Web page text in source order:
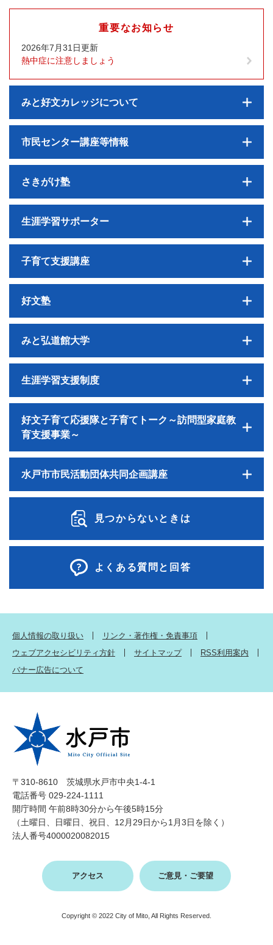
重要なお知らせ
2026年7月31日更新
熱中症に注意しましょう
みと好文カレッジについて
市民センター講座等情報
さきがけ塾
生涯学習サポーター
子育て支援講座
好文塾
みと弘道館大学
生涯学習支援制度
好文子育て応援隊と子育てトーク～訪問型家庭教
育支援事業～
水戸市市民活動団体共同企画講座
見つからないときは
よくある質問と回答
個人情報の取り扱い
リンク・著作権・免責事項
ウェブアクセシビリティ方針
サイトマップ
RSS利用案内
バナー広告について
〒310-8610 茨城県水戸市中央1-4-1
電話番号 029-224-1111
開庁時間 午前8時30分から午後5時15分
（土曜日、日曜日、祝日、12月29日から1月3日を除く）
法人番号4000020082015
アクセス ご意見・ご要望
Copyright © 2022 City of Mito, All Rights Reserved.